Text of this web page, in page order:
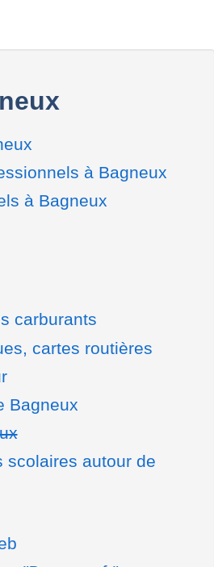
à Bagneux
à Bagneux
carburants
cartes routières
Bagneux
scolaires autour de